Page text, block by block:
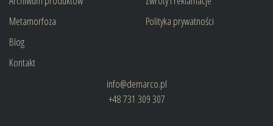
Metamorfoza
Blog
Kontakt
Polityka prywatności
info@demarco.pl
+48 731 309 307